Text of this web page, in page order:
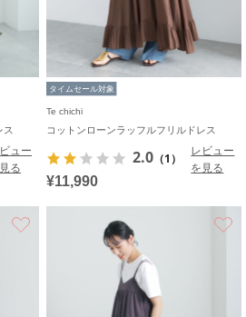
ス
ュー
る
タイムセール対象
Te chichi
コットンローンラッフルフリルドレス
2.0 （1）
レビュー
を見る
¥11,990